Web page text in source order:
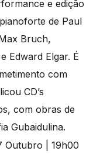
e edição
de Paul
Bruch,
Edward Elgar. É
com
CD’s
com obras de
Gubaidulina.